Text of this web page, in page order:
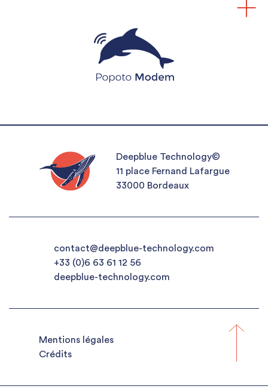
Deepblue Technology©
11 place Fernand Lafargue
33000 Bordeaux
contact@deepblue-technology.com
+33 (0)6 63 61 12 56
deepblue-technology.com
Mentions légales
Crédits